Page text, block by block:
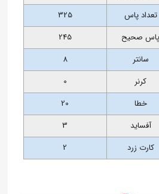
تعداد پاس
325
پاس صحیح
245
سانتر
8
کرنر
0
خطا
20
آفساید
3
کارت زرد 2